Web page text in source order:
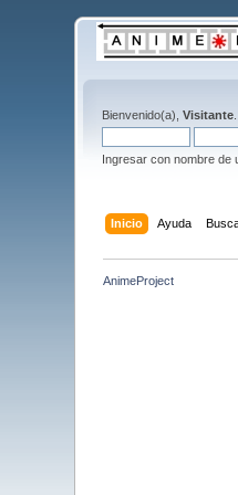
Bienvenido(a),Visitante
Ingresar con nombre de
Inicio Ayuda
AnimeProject